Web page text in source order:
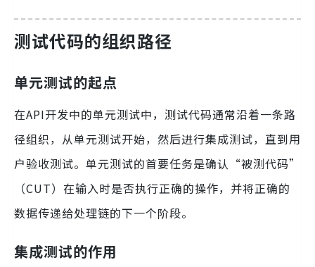
测试代码的组织路径
单元测试的起点
在API开发中的单元测试中，测试代码通常沿着一条路
径组织，从单元测试开始，然后进行集成测试，直到用
户验收测试。单元测试的首要任务是确认“被测代码”
（CUT）在输入时是否执行正确的操作，并将正确的
数据传递给处理链的下一个阶段。
集成测试的作用